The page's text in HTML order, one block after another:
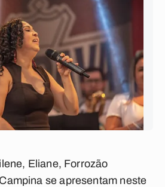
Eliane, Forrozão
se apresentam neste